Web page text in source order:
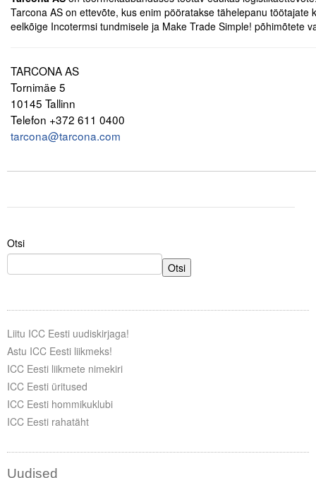
Tegevused
Arvamus
Viidad
Digiraamatukogu
Oskusteave
Incoterms® 2020
Abimaterjalid
Tarcona AS on ettevõte, kus enim pööratakse tähelepanu töötajate
eelkõige Incotermsi tundmisele ja Make Trade Simple! põhimõtete
TARCONA AS
Tornimäe 5
10145 Tallinn
Telefon +372 611 0400
tarcona@tarcona.com
Otsi
Otsi
Liitu ICC Eesti uudiskirjaga!
Astu ICC Eesti liikmeks!
ICC Eesti liikmete nimekiri
ICC Eesti üritused
ICC Eesti hommikuklubi
ICC Eesti rahatäht
Uudised